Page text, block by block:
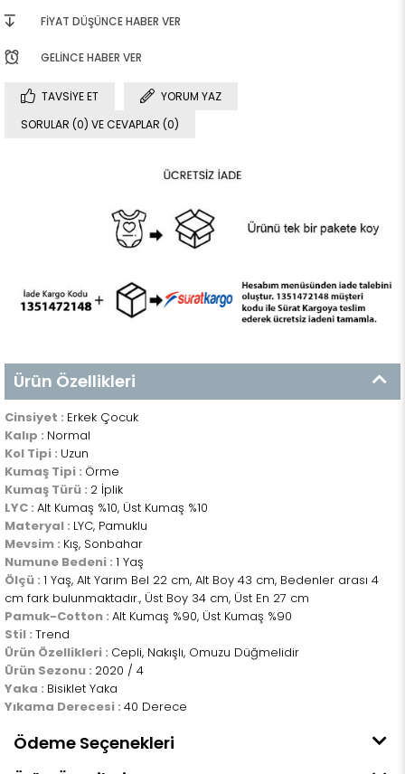
FIYAT DÜŞÜNCE HABER VER
GELINCE HABER VER
TAVSIYE ET
YORUM YAZ
SORULAR (0) VE CEVAPLAR (0)
Ürün Özellikleri
Cinsiyet : Erkek Çocuk
Kalıp : Normal
Kol Tipi : Uzun
Kumaş Tipi : Örme
Kumaş Türü : 2 İplik
LYC : Alt Kumaş %10, Üst Kumaş %10
Materyal : LYC, Pamuklu
Mevsim : Kış, Sonbahar
Numune Bedeni : 1 Yaş
Ölçü : 1 Yaş, Alt Yarım Bel 22 cm, Alt Boy 43 cm, Bedenler arası 4
cm fark bulunmaktadır., Üst Boy 34 cm, Üst En 27 cm
Pamuk-Cotton : Alt Kumaş %90, Üst Kumaş %90
Stil : Trend
Ürün Özellikleri : Cepli, Nakışlı, Omuzu Düğmelidir
Ürün Sezonu : 2020 / 4
Yaka : Bisiklet Yaka
Yıkama Derecesi : 40 Derece
Ödeme Seçenekleri